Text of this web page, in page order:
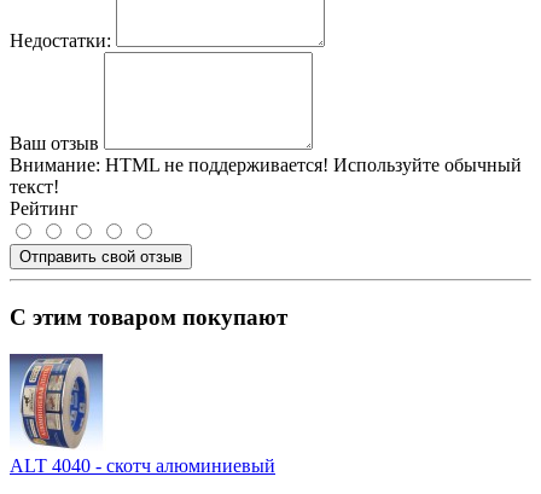
Недостатки:
Ваш отзыв
Внимание: HTML не поддерживается! Используйте обычный
текст!
Рейтинг
Отправить свой отзыв
С этим товаром покупают
ALT 4040 - скотч алюминиевый